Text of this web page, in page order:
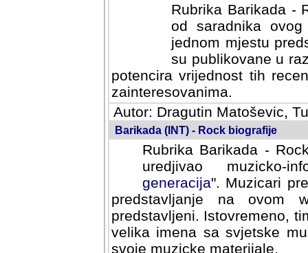
Rubrika Barikada -
od saradnika
jednom mjestu
su publikovane u
potencira vrijednost tih
zainteresovanima.
Autor: Dragutin Matoševic,
Barikada (INT) - Rock biografije
Rubrika Barikada -
uredjivao muzicko-
Muzicari predstavljeni u
na ovom web portalu
Istovremeno, tim nacinom
sa svjetske muzicke scene
materijale.